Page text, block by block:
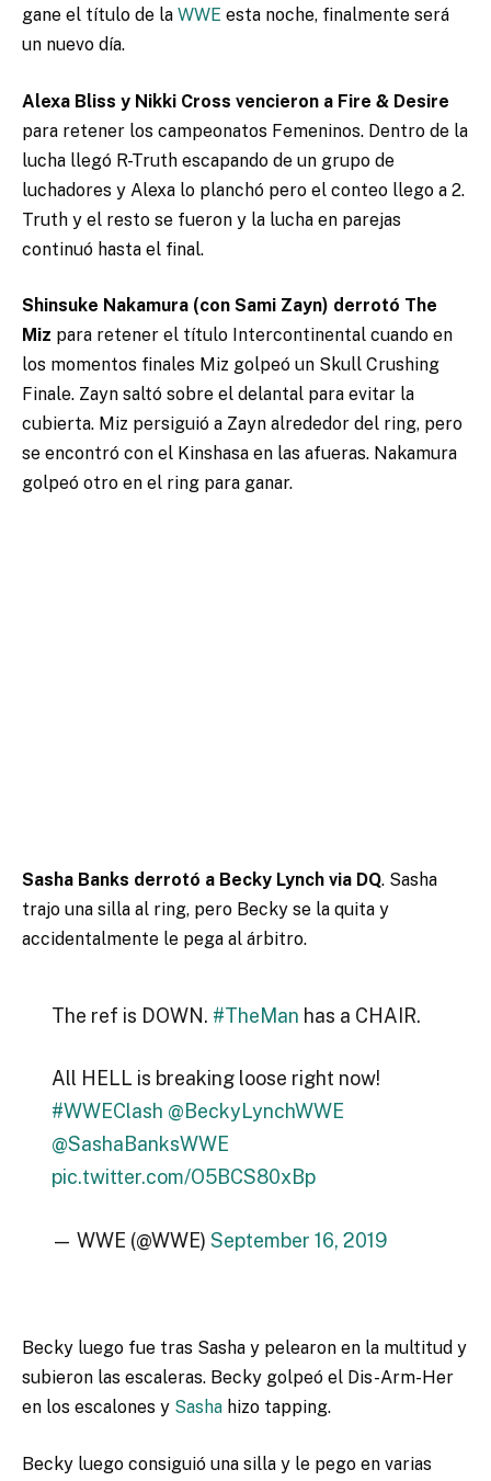
gane el título de la WWE esta noche, finalmente será
un nuevo día.
Alexa Bliss y Nikki Cross vencieron a Fire & Desire
para retener los campeonatos Femeninos. Dentro de la
lucha llegó R-Truth escapando de un grupo de
luchadores y Alexa lo planchó pero el conteo llego a 2.
Truth y el resto se fueron y la lucha en parejas
continuó hasta el final.
Shinsuke Nakamura (con Sami Zayn) derrotó The
Miz para retener el título Intercontinental cuando en
los momentos finales Miz golpeó un Skull Crushing
Finale. Zayn saltó sobre el delantal para evitar la
cubierta. Miz persiguió a Zayn alrededor del ring, pero
se encontró con el Kinshasa en las afueras. Nakamura
golpeó otro en el ring para ganar.
Sasha Banks derrotó a Becky Lynch via DQ. Sasha
trajo una silla al ring, pero Becky se la quita y
accidentalmente le pega al árbitro.
The ref is DOWN. #TheMan has a CHAIR.
All HELL is breaking loose right now!
#WWEClash @BeckyLynchWWE
@SashaBanksWWE
pic.twitter.com/O5BCS80xBp
— WWE (@WWE) September 16, 2019
Becky luego fue tras Sasha y pelearon en la multitud y
subieron las escaleras. Becky golpeó el Dis-Arm-Her
en los escalones y Sasha hizo tapping.
Becky luego consiguió una silla y le pego en varias